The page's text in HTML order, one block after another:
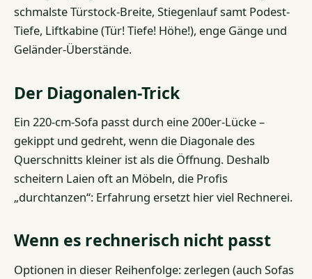
schmalste Türstock-Breite, Stiegenlauf samt Podest-
Tiefe, Liftkabine (Tür! Tiefe! Höhe!), enge Gänge und
Geländer-Überstände.
Der Diagonalen-Trick
Ein 220-cm-Sofa passt durch eine 200er-Lücke –
gekippt und gedreht, wenn die Diagonale des
Querschnitts kleiner ist als die Öffnung. Deshalb
scheitern Laien oft an Möbeln, die Profis
„durchtanzen“: Erfahrung ersetzt hier viel Rechnerei.
Wenn es rechnerisch nicht passt
Optionen in dieser Reihenfolge: zerlegen (auch Sofas